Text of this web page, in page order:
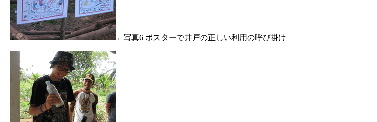
←写真6 ポスターで井戸の正しい利用の呼び掛け